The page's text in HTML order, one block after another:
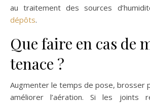
au traitement des sources
dépôts.
Que faire en cas de
tenace ?
Augmenter le temps de pose, brosser
améliorer l’aération. Si les joints